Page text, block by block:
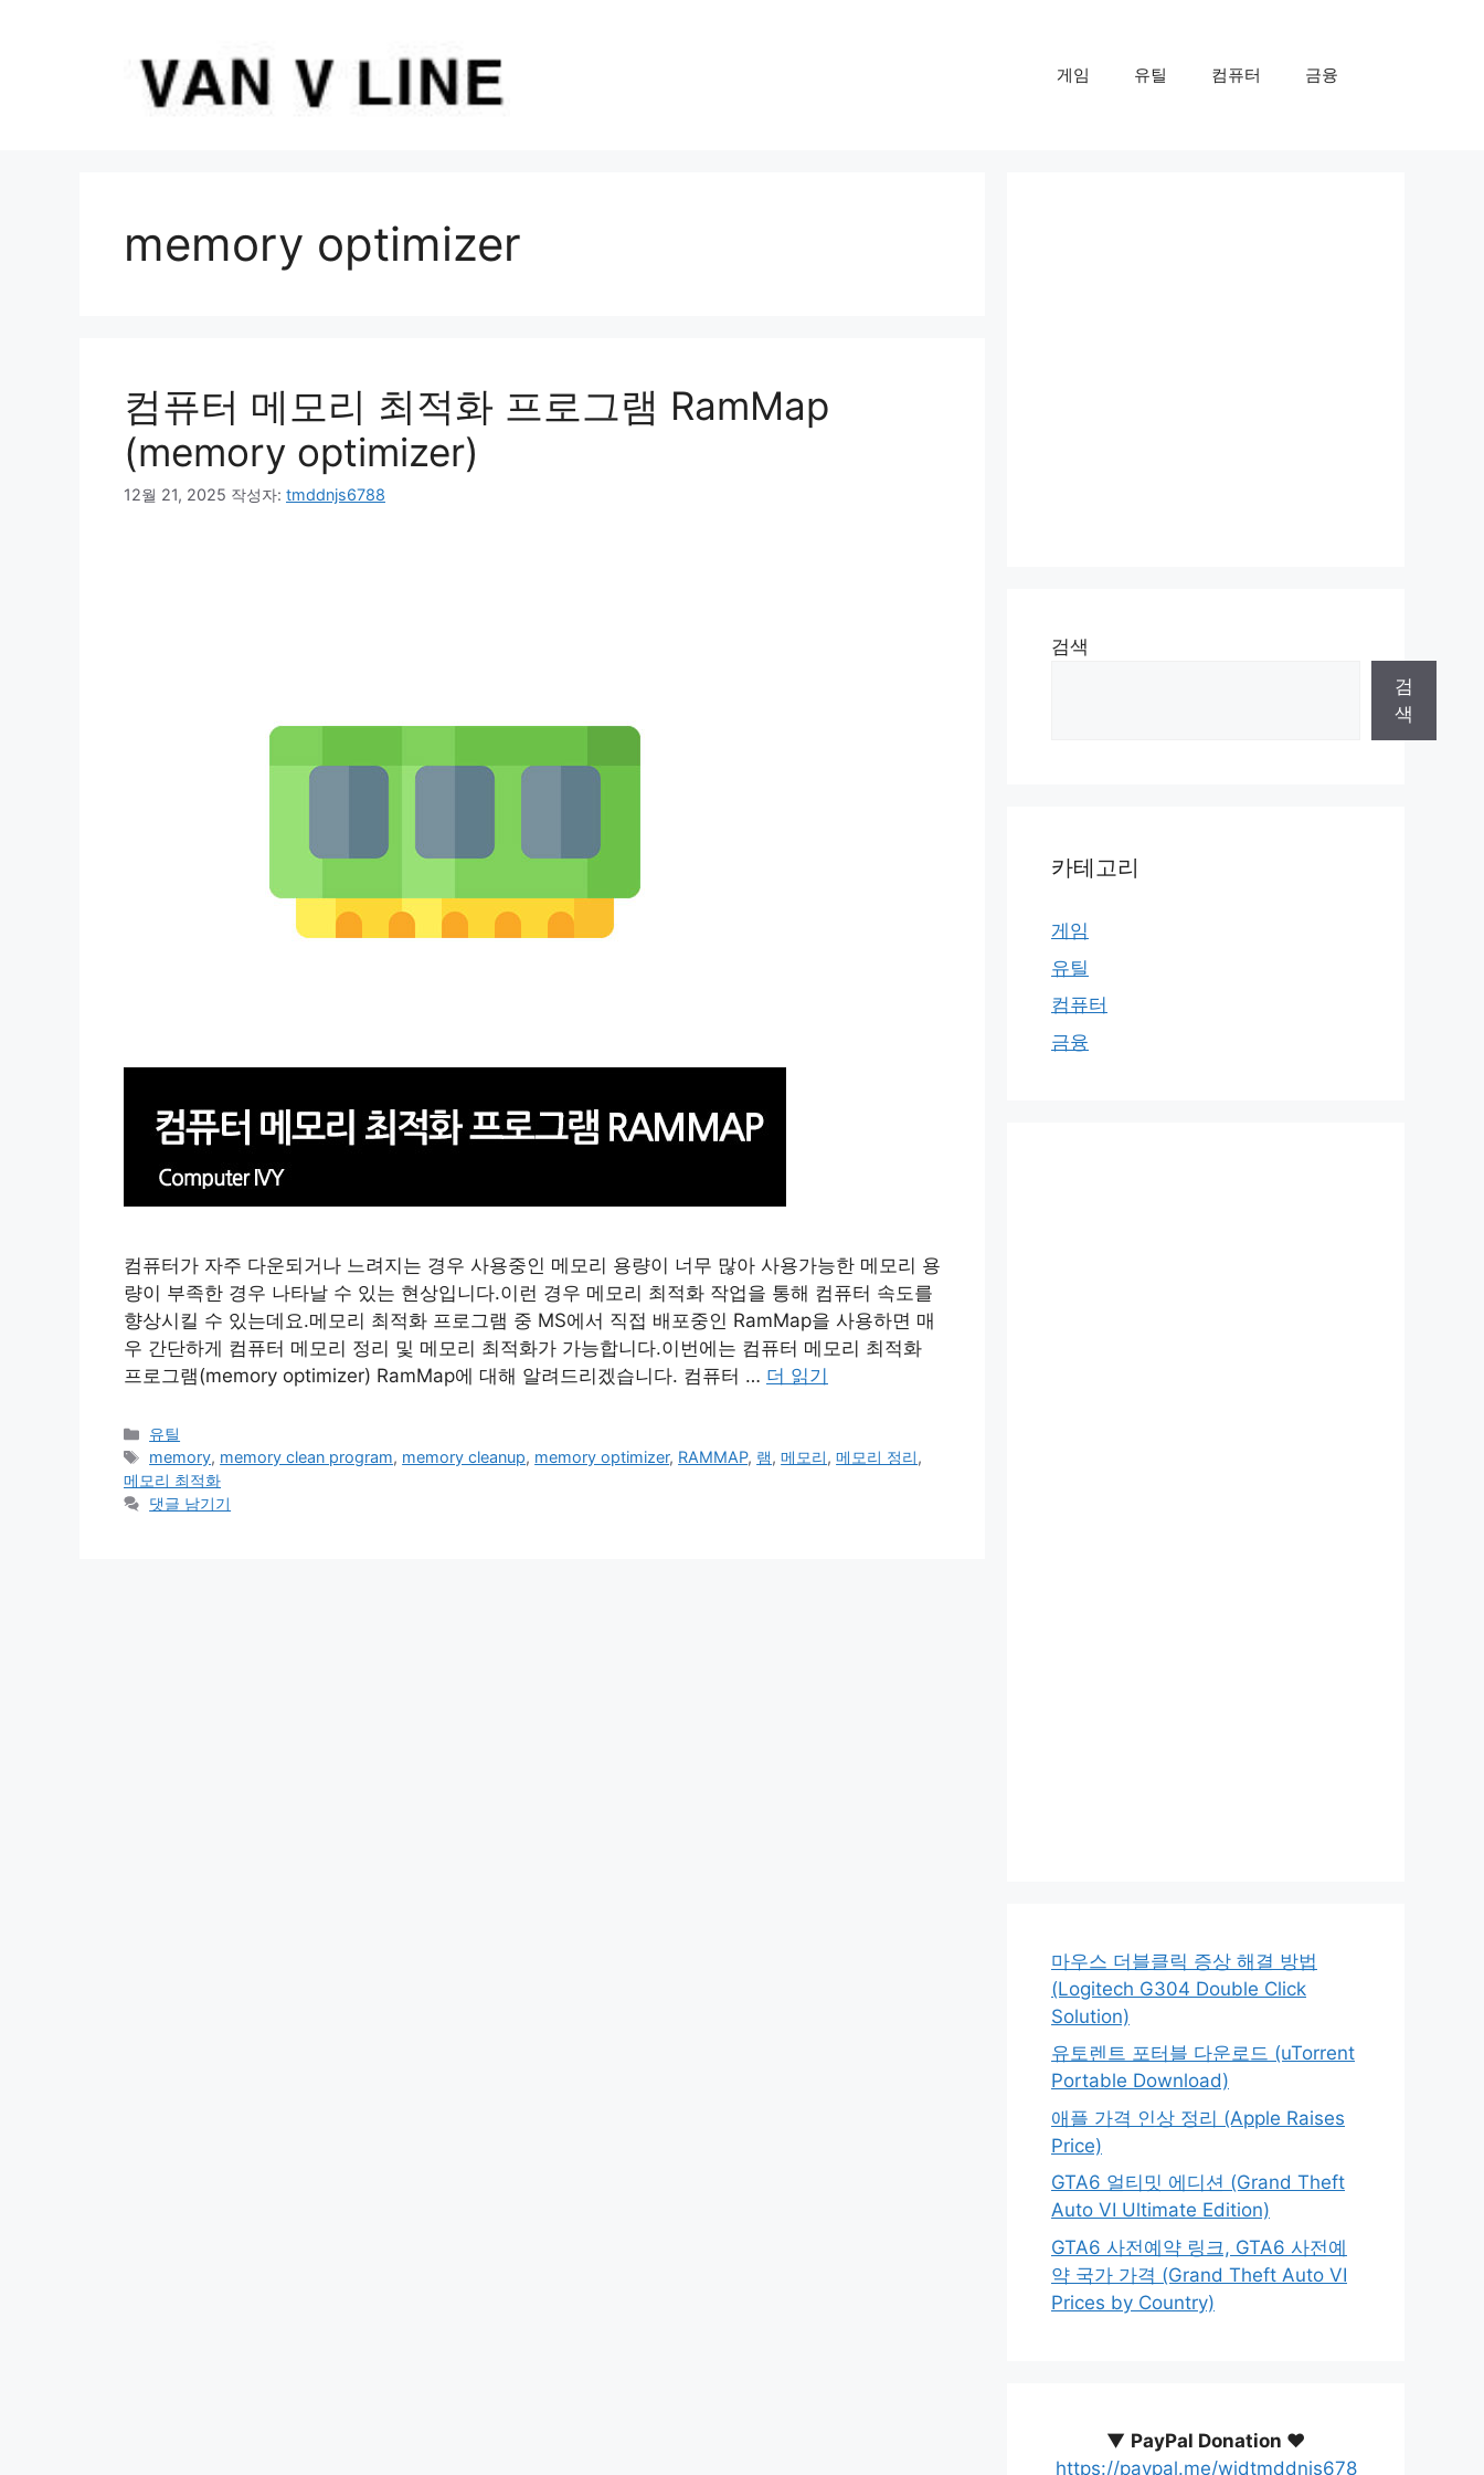
게임 유틸 컴퓨터 금융
memory optimizer
컴퓨터 메모리 최적화 프로그램 RamMap
(memory optimizer)
12월 21, 2025 작성자: tmddnjs6788
컴퓨터가 자주 다운되거나 느려지는 경우 사용중인 메모리 용량이 너무 많아 사용가능한 메모리 용
량이 부족한 경우 나타날 수 있는 현상입니다.이런 경우 메모리 최적화 작업을 통해 컴퓨터 속도를
향상시킬 수 있는데요.메모리 최적화 프로그램 중 MS에서 직접 배포중인 RamMap을 사용하면 매
우 간단하게 컴퓨터 메모리 정리 및 메모리 최적화가 가능합니다.이번에는 컴퓨터 메모리 최적화
프로그램(memory optimizer) RamMap에 대해 알려드리겠습니다. 컴퓨터 … 더 읽기
카
테
고
리
유틸
태
그
memory, memory clean program, memory cleanup, memory optimizer, RAMMAP, 램,메모리,메모리 정리,
메모리 최적화
댓글 남기기
검색
검
색
카테고리
게임
유틸
컴퓨터
금융
마우스 더블클릭 증상 해결 방법
(Logitech G304 Double Click
Solution)
유토렌트 포터블 다운로드 (uTorrent
Portable Download)
애플 가격 인상 정리 (Apple Raises
Price)
GTA6 얼티밋 에디션 (Grand Theft
Auto VI Ultimate Edition)
GTA6 사전예약 링크, GTA6 사전예
약 국가 가격 (Grand Theft Auto VI
Prices by Country)
▼ PayPal Donation ♥️
https://paypal.me/wjdtmddnjs678